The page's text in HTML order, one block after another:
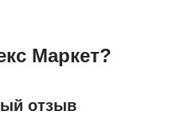
Маркет?
отзыв